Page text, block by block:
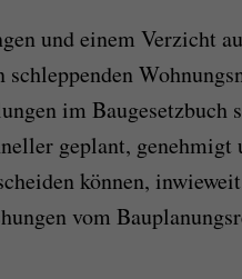
und einem Verzicht
im Baugesetzbuch
geplant,
können,
vom